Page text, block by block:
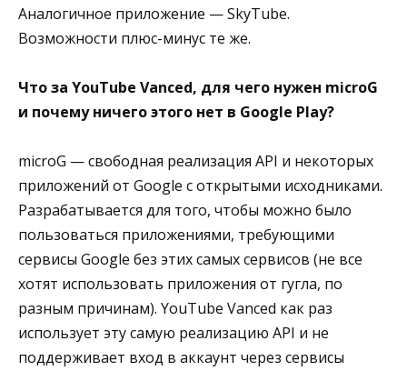
Аналогичное приложение — SkyTube.
Возможности плюс-минус те же.
Что за YouTube Vanced, для чего нужен microG
и почему ничего этого нет в Google Play?
microG — свободная реализация API и некоторых
приложений от Google с открытыми исходниками.
Разрабатывается для того, чтобы можно было
пользоваться приложениями, требующими
сервисы Google без этих самых сервисов (не все
хотят использовать приложения от гугла, по
разным причинам). YouTube Vanced как раз
использует эту самую реализацию API и не
поддерживает вход в аккаунт через сервисы